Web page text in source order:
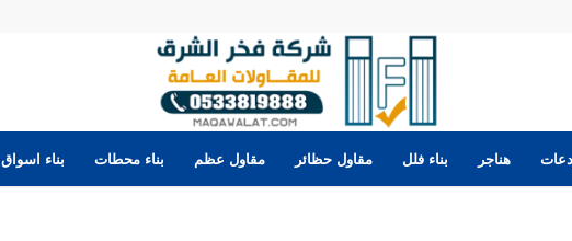
هناجر بناء فلل مقاول حظائر مقاول عظم بناء محطات بناء اسواق